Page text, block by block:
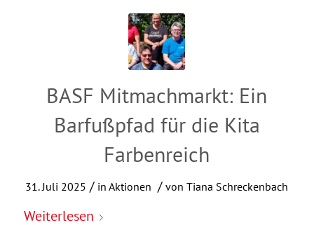
BASF Mitmachmarkt: Ein
Barfußpfad für die Kita
Farbenreich
31. Juli 2025 / inAktionen / vonTiana Schreckenbach
Weiterlesen